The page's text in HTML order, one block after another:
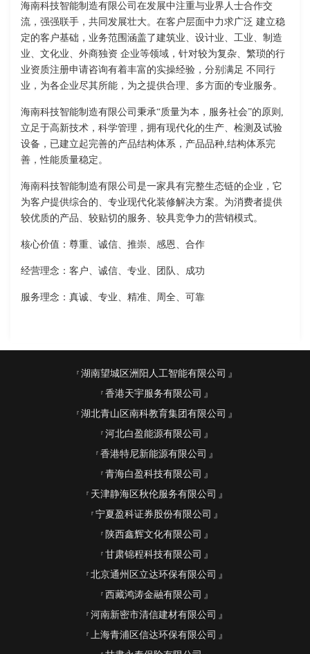
海南科技智能制造有限公司在发展中注重与业界人士合作交
流，强强联手，共同发展壮大。在客户层面中力求广泛 建立稳
定的客户基础，业务范围涵盖了建筑业、设计业、工业、制造
业、文化业、外商独资 企业等领域，针对较为复杂、繁琐的行
业资质注册申请咨询有着丰富的实操经验，分别满足 不同行
业，为各企业尽其所能，为之提供合理、多方面的专业服务。
海南科技智能制造有限公司秉承“质量为本，服务社会”的原则,
立足于高新技术，科学管理，拥有现代化的生产、检测及试验
设备，已建立起完善的产品结构体系，产品品种,结构体系完
善，性能质量稳定。
海南科技智能制造有限公司是一家具有完整生态链的企业，它
为客户提供综合的、专业现代化装修解决方案。为消费者提供
较优质的产品、较贴切的服务、较具竞争力的营销模式。
核心价值：尊重、诚信、推崇、感恩、合作
经营理念：客户、诚信、专业、团队、成功
服务理念：真诚、专业、精准、周全、可靠
湖南望城区洲阳人工智能有限公司
香港天宇服务有限公司
湖北青山区南科教育集团有限公司
河北白盈能源有限公司
香港特尼新能源有限公司
青海白盈科技有限公司
天津静海区秋伦服务有限公司
宁夏盈科证券股份有限公司
陕西鑫辉文化有限公司
甘肃锦程科技有限公司
北京通州区立达环保有限公司
西藏鸿涛金融有限公司
河南新密市清信建材有限公司
上海青浦区信达环保有限公司